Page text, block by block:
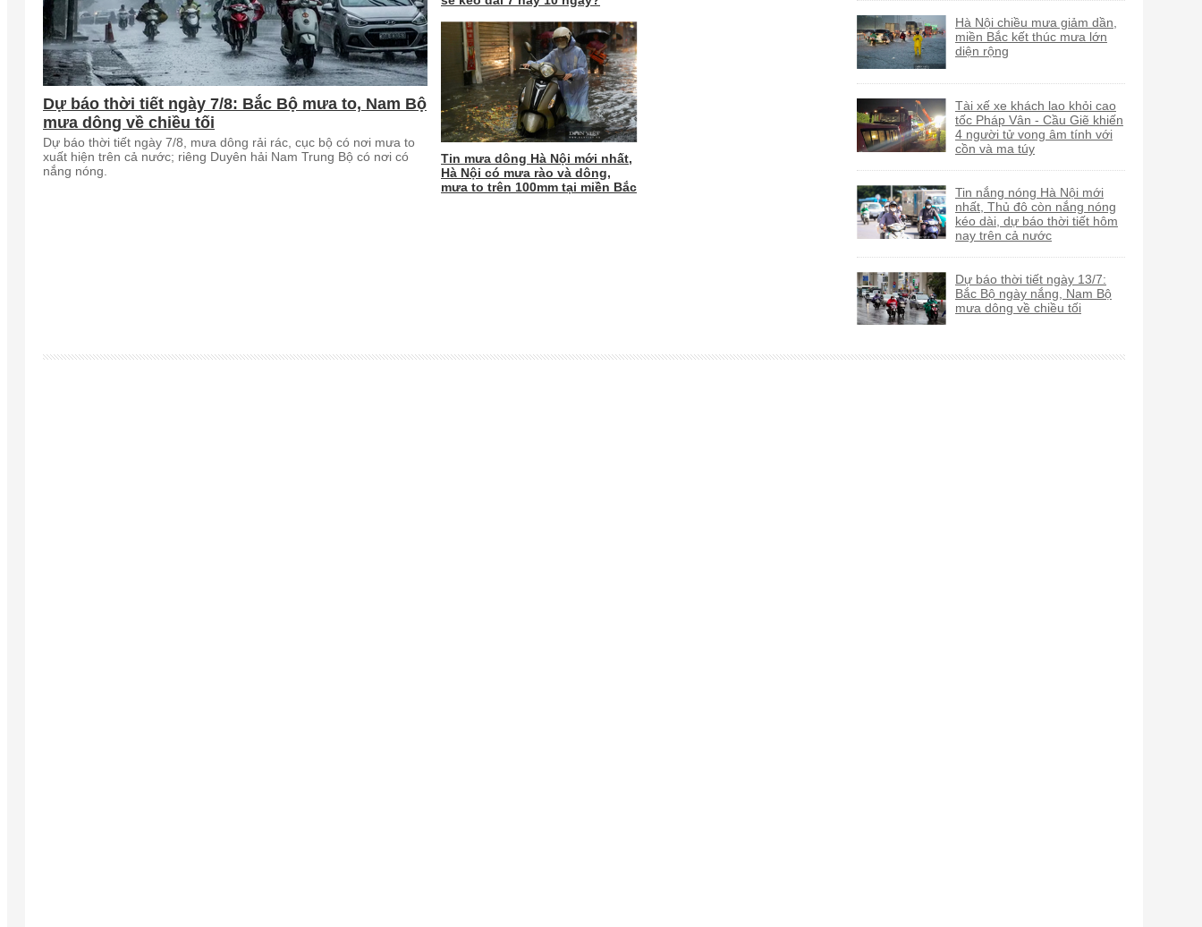
Dự báo thời tiết ngày 7/8: Bắc Bộ mưa to, Nam Bộ
mưa dông về chiều tối
Dự báo thời tiết ngày 7/8, mưa dông rải rác, cục bộ có nơi mưa to
xuất hiện trên cả nước; riêng Duyên hải Nam Trung Bộ có nơi có
nắng nóng.
Tin mưa dông Hà Nội mới nhất,
Hà Nội có mưa rào và dông,
mưa to trên 100mm tại miền Bắc
Hà Nội chiều mưa giảm dần,
miền Bắc kết thúc mưa lớn
diện rộng
Tài xế xe khách lao khỏi cao
tốc Pháp Vân - Cầu Giẽ khiến
4 người tử vong âm tính với
cồn và ma túy
Tin nắng nóng Hà Nội mới
nhất, Thủ đô còn nắng nóng
kéo dài, dự báo thời tiết hôm
nay trên cả nước
Dự báo thời tiết ngày 13/7:
Bắc Bộ ngày nắng, Nam Bộ
mưa dông về chiều tối